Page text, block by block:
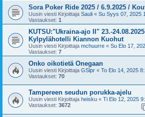
Sora Poker Ride 2025 / 6.9.2025 /
Uusin viesti Kirjoittaja Sauli « Su Syys 07, 2025
Vastaukset: 1
KUTSU:"Ukraina-ajo II" 23.-
Kylpylähotelli Kiannon Kuohut
Uusin viesti Kirjoittaja mchuurre « Su Elo 17,
Vastaukset: 7
Onko oikotietä Onegaan
Uusin viesti Kirjoittaja GSlpr « To Elo 14, 2025
Vastaukset: 70
Tampereen seudun porukka-ajelu
Uusin viesti Kirjoittaja heisku « Ti Elo 12, 2025
Vastaukset: 3672